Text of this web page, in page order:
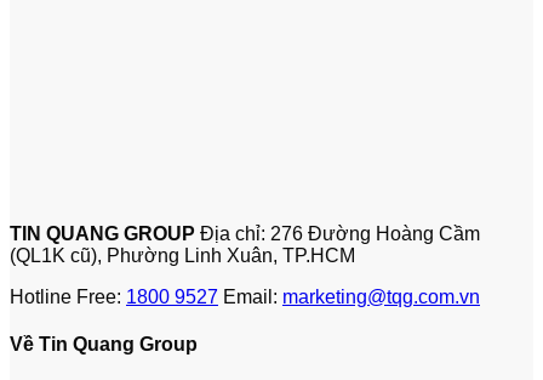
TIN QUANG GROUP Địa chỉ: 276 Đường Hoàng Cầm
(QL1K cũ), Phường Linh Xuân, TP.HCM
Hotline Free: 1800 9527 Email: marketing@tqg.com.vn
Về Tin Quang Group